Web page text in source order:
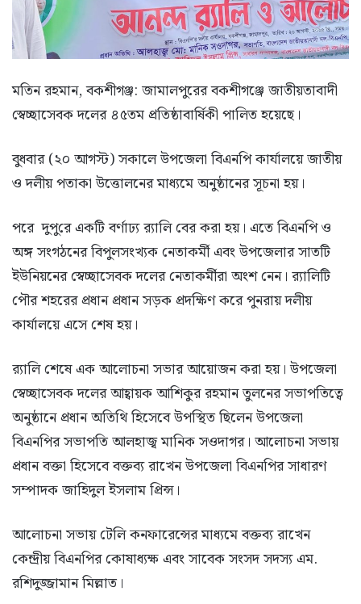
ম‌তিন রহমান, বকশীগঞ্জ: জামালপুরের বকশীগঞ্জে জাতীয়তাবাদী
স্বেচ্ছাসেবক দলের ৪৫তম প্রতিষ্ঠাবার্ষিকী পালিত হয়েছে।
বুধবার (২০ আগস্ট) সকালে উপজেলা বিএনপি কার্যালয়ে জাতীয়
ও দলীয় পতাকা উত্তোলনের মাধ্যমে অনুষ্ঠানের সূচনা হয়।
পরে দুপু‌রে একটি বর্ণাঢ্য র‍্যালি বের করা হয়। এতে বিএনপি ও
অঙ্গ সংগঠনের বিপুলসংখ্যক নেতাকর্মী এবং উপজেলার সাতটি
ইউনিয়নের স্বেচ্ছাসেবক দলের নেতাকর্মীরা অংশ নেন। র‍্যালিটি
পৌর শহরের প্রধান প্রধান সড়ক প্রদক্ষিণ করে পুনরায় দলীয়
কার্যালয়ে এসে শেষ হয়।
র‍্যালি শেষে এক আলোচনা সভার আয়োজন করা হয়। উপজেলা
স্বেচ্ছাসেবক দলের আহ্বায়ক আ‌শিকুর রহমান তুলনের সভাপতিত্বে
অনুষ্ঠানে প্রধান অতিথি হিসেবে উপস্থিত ছিলেন উপজেলা
বিএনপির সভাপতি আলহাজ্ব মানিক সওদাগর। আলোচনা সভায়
প্রধান বক্তা হিসেবে বক্তব্য রাখেন উপজেলা বিএনপির সাধারণ
সম্পাদক জাহিদুল ইসলাম প্রিন্স।
আলোচনা সভায় টেলি কনফারেন্সের মাধ্যমে বক্তব্য রাখেন
কেন্দ্রীয় বিএনপির কোষাধ্যক্ষ এবং সাবেক সংসদ সদস্য এম.
রশিদুজ্জামান মিল্লাত।